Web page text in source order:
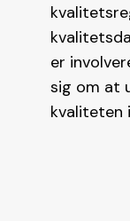
er
sig om at
kvaliteten